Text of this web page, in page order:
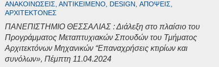
ΑΝΑΚΟΙΝΏΣΕΙΣ, ΑΝΤΙΚΕΊΜΕΝΟ, DESIGN, ΑΠΌΨΕΙΣ,
ΑΡΧΙΤΈΚΤΟΝΕΣ
ΠΑΝΕΠΙΣΤΗΜΙΟ ΘΕΣΣΑΛΙΑΣ : Διάλεξη στο πλαίσιο του
Προγράμματος Μεταπτυχιακών Σπουδών του Τμήματος
Αρχιτεκτόνων Μηχανικών “Επαναχρήσεις κτιρίων και
συνόλων», Πέμπτη 11.04.2024